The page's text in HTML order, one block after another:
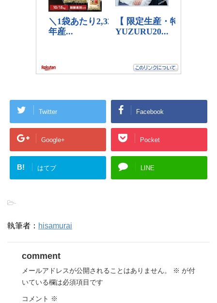
Twitter Facebook
Google+ Pocket
B! はてブ LINE
-
執筆者： hisamurai
comment
メールアドレスが公開されることはありません。 ※ が付
いている欄は必須項目です
コメント ※